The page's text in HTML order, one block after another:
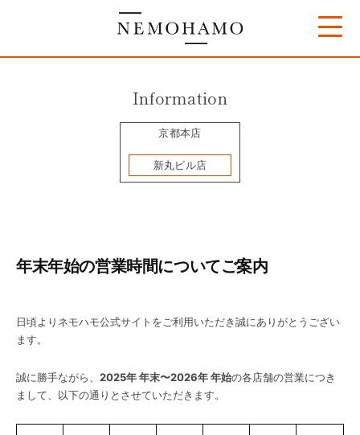
ッ
Information
京都本店
新丸ビル店
年末年始の営業時間についてご案内
日頃よりネモハモ公式サイトをご利用いただき誠にありがとうござい
ます。
誠に勝手ながら、 2025年 年末〜2026年 年始の各店舗の営業につき
まして、以下の通りとさせていただきます。